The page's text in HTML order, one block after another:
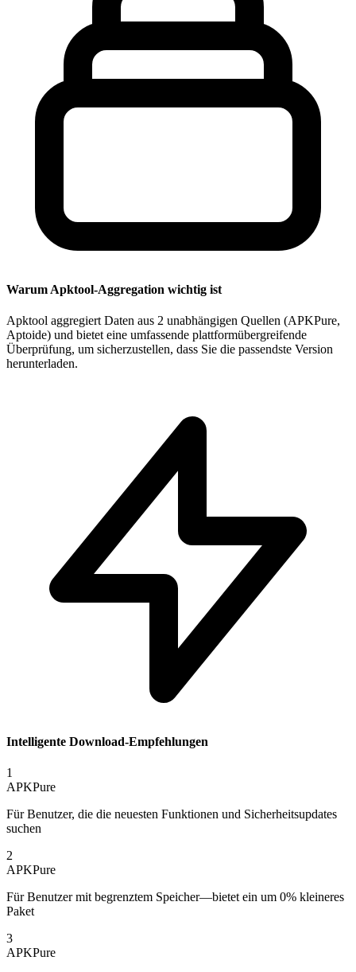
Warum Apktool-Aggregation wichtig ist
Apktool aggregiert Daten aus 2 unabhängigen Quellen (APKPure,
Aptoide) und bietet eine umfassende plattformübergreifende
Überprüfung, um sicherzustellen, dass Sie die passendste Version
herunterladen.
Intelligente Download-Empfehlungen
1
APKPure
Für Benutzer, die die neuesten Funktionen und Sicherheitsupdates
suchen
2
APKPure
Für Benutzer mit begrenztem Speicher—bietet ein um 0% kleineres
Paket
3
APKPure